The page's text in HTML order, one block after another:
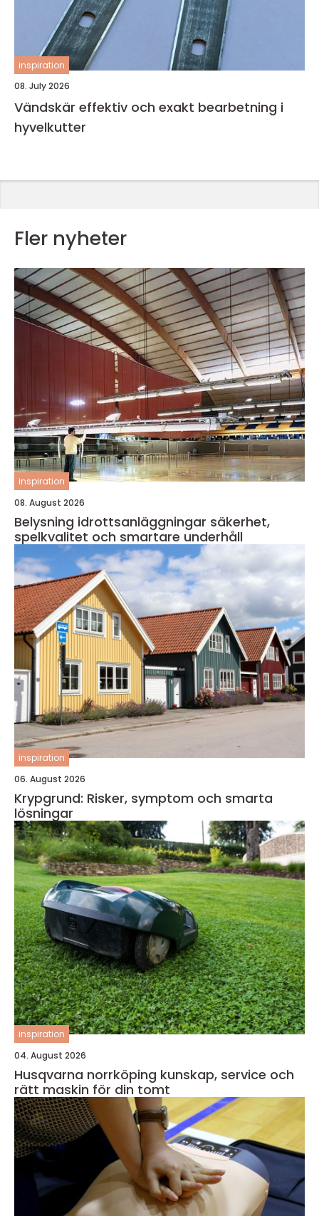
inspiration
08. July 2026
Vändskär effektiv och exakt bearbetning i
hyvelkutter
Fler nyheter
inspiration
08. August 2026
Belysning idrottsanläggningar säkerhet,
spelkvalitet och smartare underhåll
inspiration
06. August 2026
Krypgrund: Risker, symptom och smarta
lösningar
inspiration
04. August 2026
Husqvarna norrköping kunskap, service och
rätt maskin för din tomt